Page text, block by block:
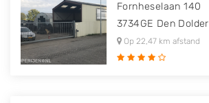
Fornheselaan 140
3734GE Den Dolder
Op 22,47 km afstand